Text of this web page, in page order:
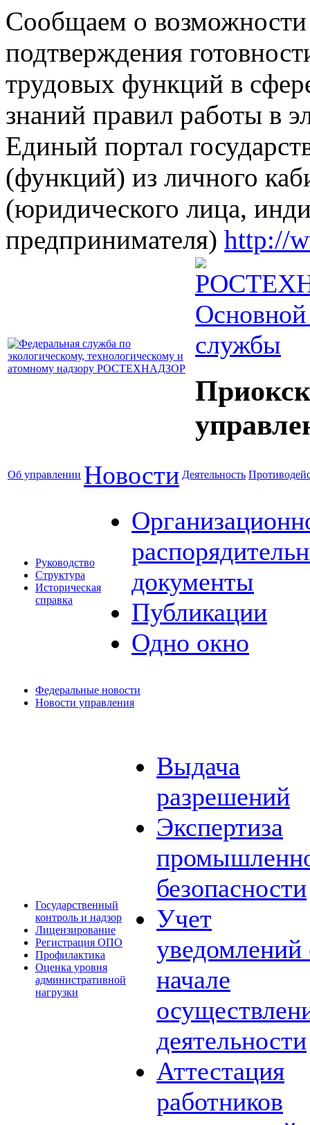
Сообщаем о возможности
подтверждения
трудовых функций в
знаний правил работы в
Единый портал
(функций) из личного
(юридического лица,
предпринимателя) http://
Основной
службы
Об управлении Новости Деятельность
Руководство
Структура
Историческая
справка
документы
Публикации
Одно окно
Федеральные новости
Новости управления
Государственный
контроль и надзор
Лицензирование
Регистрация ОПО
Профилактика
Оценка уровня
административной
нагрузки
Выдача
разрешений
Экспертиза
безопасности
Учет
уведомлений
начале
деятельности
Аттестация
работников